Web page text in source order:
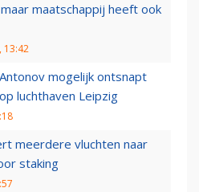
maatschappij heeft ook
13:42
mogelijk ontsnapt
luchthaven Leipzig
meerdere vluchten naar
staking